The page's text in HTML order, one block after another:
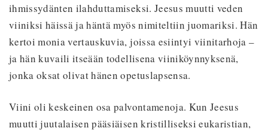
ihmissydänten ilahduttamiseksi. Jeesus muutti veden
viiniksi häissä ja häntä myös nimiteltiin juomariksi. Hän
kertoi monia vertauskuvia, joissa esiintyi viinitarhoja –
ja hän kuvaili itseään todellisena viiniköynnyksenä,
jonka oksat olivat hänen opetuslapsensa.
Viini oli keskeinen osa palvontamenoja. Kun Jeesus
muutti juutalaisen pääsiäisen kristilliseksi eukaristian,